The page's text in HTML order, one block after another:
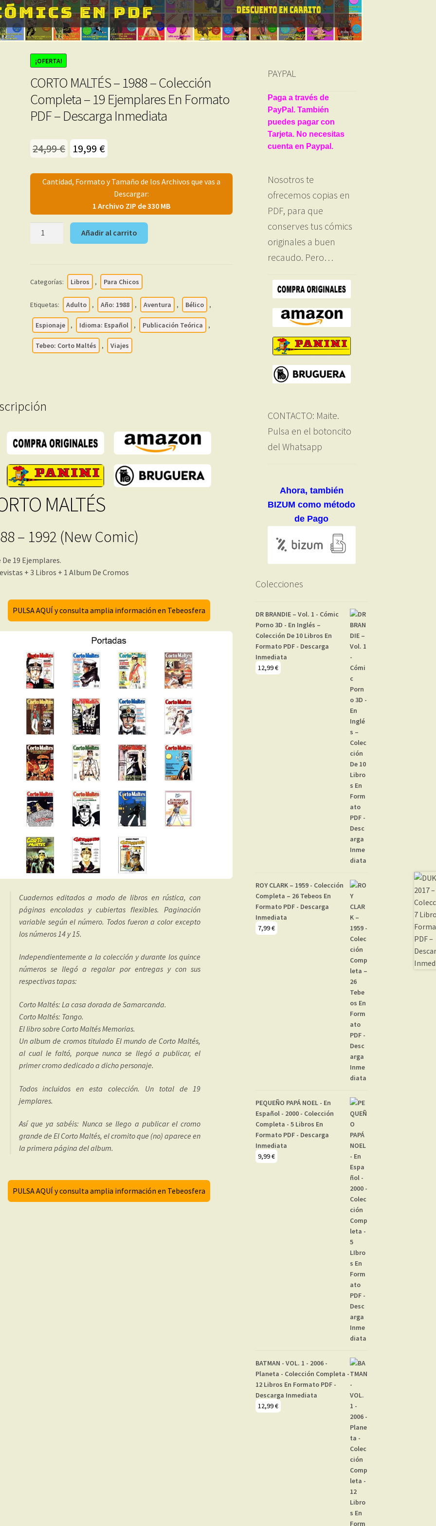
¡OFERTA!
CORTO MALTÉS – 1988 – Colección
Completa – 19 Ejemplares En Formato
PDF – Descarga Inmediata
24,99€
El
original
24,99 €.
19,99 €
actual
es:
19,99 €.
Cantidad, Formato y Tamaño de los Archivos que vas a
Descargar:
1 Archivo ZIP de 330 MB
Colección
Completa
19
Ejemplares
En
Inmediata
Añadir al carrito
Categorías: Libros , Para Chicos
Etiquetas: Adulto , Año: 1988 , Aventura , Bélico ,
Espionaje , Idioma: Español , Publicación Teórica ,
Tebeo: Corto Maltés , Viajes
MALTÉS
– 1992 (New Comic)
19 Ejemplares.
+ 3 Libros + 1 Album De Cromos
PULSA AQUÍ y consulta amplia información en Tebeosfera
Cuadernos editados a modo de libros en rústica, con
páginas encoladas y cubiertas flexibles. Paginación
variable según el número. Todos fueron a color excepto
los números 14 y 15.
Independientemente a la colección y durante los quince
números se llegó a regalar por entregas y con sus
respectivas tapas:
Corto Maltés: La casa dorada de Samarcanda.
Corto Maltés: Tango.
El libro sobre Corto Maltés Memorias.
Un album de cromos titulado El mundo de Corto Maltés,
al cual le faltó, porque nunca se llegó a publicar, el
primer cromo dedicado a dicho personaje.
Todos incluidos en esta colección. Un total de 19
jemplares.
Así que ya sabéis: Nunca se llego a publicar el cromo
grande de El Corto Maltés, el cromito que (no) aparece en
la primera página del album.
PULSA AQUÍ y consulta amplia información en Tebeosfera
PAYPAL
Paga a través de
PayPal. También
puedes pagar con
Tarjeta. No necesitas
cuenta en Paypal.
Nosotros te
ofrecemos copias en
PDF, para que
conserves tus cómics
originales a buen
recaudo. Pero…
CONTACTO: Maite.
Pulsa en el botoncito
del Whatsapp
Ahora, también
BIZUM como método
de Pago
Colecciones
DR BRANDIE – Vol. 1 - Cómic
Porno 3D - En Inglés –
Colección De 10 Libros En
Formato PDF - Descarga
Inmediata
12,99€
ROY CLARK – 1959 - Colección
Completa – 26 Tebeos En
Formato PDF - Descarga
Inmediata
7,99€
PEQUEÑO PAPÁ NOEL - En
Español - 2000 - Colección
Completa - 5 Libros En
Formato PDF - Descarga
Inmediata
9,99€
BATMAN - VOL. 1 - 2006 -
Planeta - Colección Completa -
12 Libros En Formato PDF -
Descarga Inmediata
12,99€